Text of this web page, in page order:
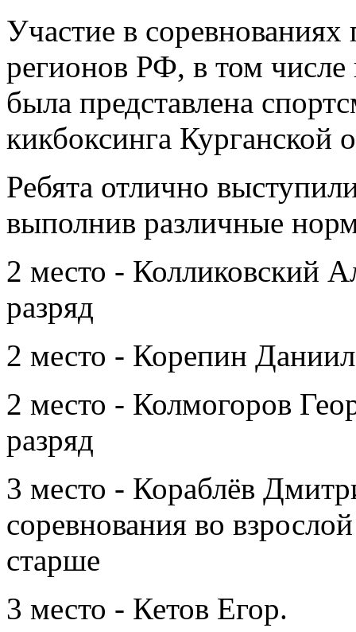
Участие в
регионов РФ, в том числе
была представлена
кикбоксинга Курганской
Ребята отлично
выполнив различные
2 место - Колликовский
разряд
2 место - Корепин
2 место - Колмогоров
разряд
3 место - Кораблёв
соревнования во
старше
3 место - Кетов Егор.